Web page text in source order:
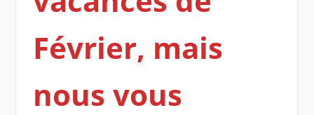
Février, mais
nous vous